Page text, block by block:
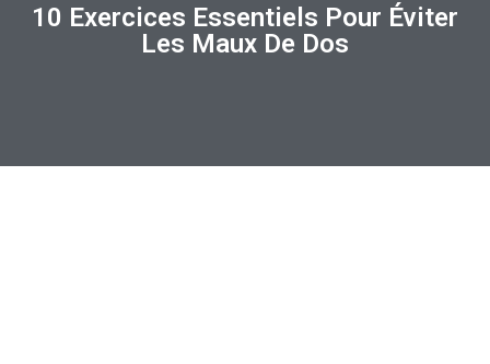
10 Exercices Essentiels Pour Éviter
Les Maux De Dos